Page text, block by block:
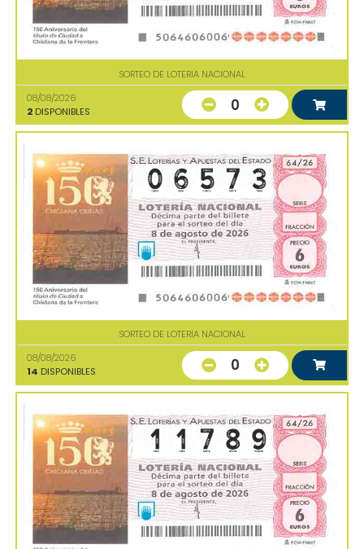
SORTEO DE LOTERIA NACIONAL
08/08/2026
2 DISPONIBLES 0
SORTEO DE LOTERIA NACIONAL
08/08/2026
14 DISPONIBLES 0